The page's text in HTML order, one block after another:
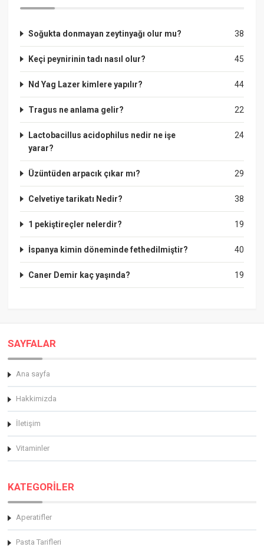
38
Soğukta donmayan zeytinyağı olur mu?
45
Keçi peynirinin tadı nasıl olur?
44
Nd Yag Lazer kimlere yapılır?
22
Tragus ne anlama gelir?
24
Lactobacillus acidophilus nedir ne işe
yarar?
29
Üzüntüden arpacık çıkar mı?
38
Celvetiye tarikatı Nedir?
19
1 pekiştireçler nelerdir?
40
İspanya kimin döneminde fethedilmiştir?
19
Caner Demir kaç yaşında?
SAYFALAR
Ana sayfa
Hakkimizda
İletişim
Vitaminler
KATEGORİLER
Aperatifler
Pasta Tarifleri